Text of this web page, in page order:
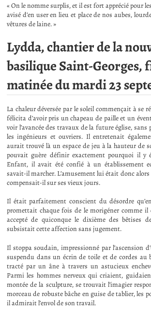
« On le nomme surplis, et il est fort apprécié pour
avisé d’en user en lieu et place de nos aubes,
vêtures de laine. »
Lydda, chantier de la
basilique Saint-Georges,
matinée du mardi 23
La chaleur déversée par le soleil commençait à se
félicita d’avoir pris un chapeau de paille et un
voir l’avancée des travaux de la future église,
les ingénieurs et ouvriers. Il entretenait
aurait trouvé là un espace de jeu à la hauteur de
pouvait guère définir exactement pourquoi il y
Enfant, il avait été confié à un établissement
savait-il marcher. L’amusement lui était donc
compensait-il sur ses vieux jours.
Il était parfaitement conscient du désordre
promettait chaque fois de le morigéner comme il
accepté de quiconque le dixième des bêtises
subsistait cette affection sans jugement.
Il stoppa soudain, impressionné par l’ascension
suspendu dans un écrin de toile et de cordes au
tracté par un âne à travers un astucieux
Parmi les hommes nerveux qui criaient,
montée de la sculpture, se trouvait l’imagier
morceau de robuste bâche en guise de tablier, les
il admirait l’envol de son travail.